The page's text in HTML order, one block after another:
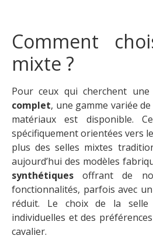
Comment
mixte ?
Pour ceux qui cherchent
complet, une gamme variée
matériaux est disponible.
spécifiquement orientées vers le
plus des selles mixtes
aujourd’hui des modèles
synthétiques offrant de
fonctionnalités, parfois avec
réduit. Le choix de la selle
individuelles et des
cavalier.